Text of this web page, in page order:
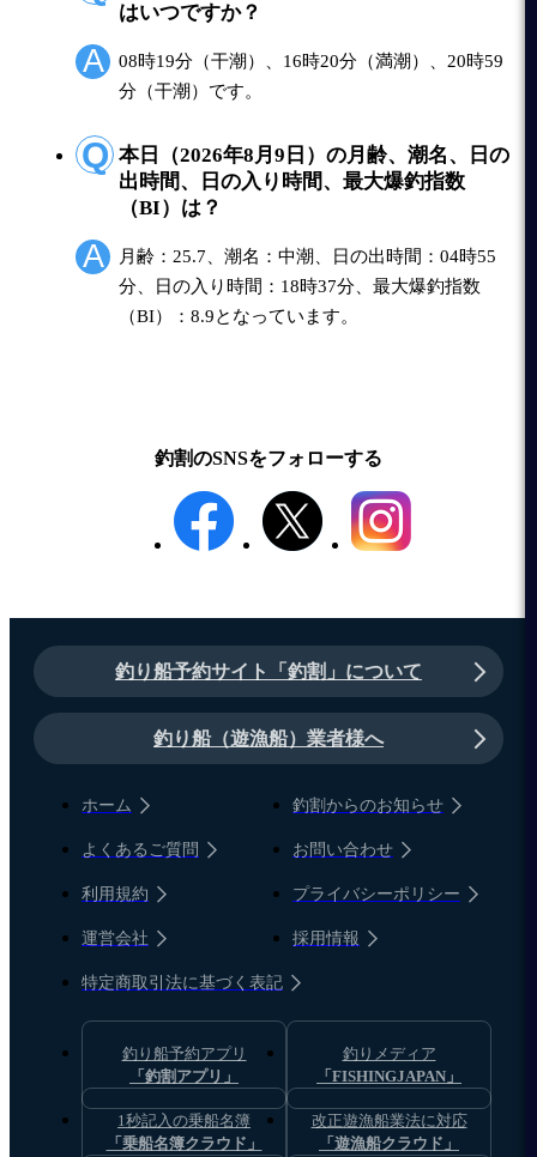
はいつですか？
08時19分（干潮）、16時20分（満潮）、20時59
分（干潮）です。
本日（2026年8月9日）の月齢、潮名、日の
出時間、日の入り時間、最大爆釣指数
（BI）は？
月齢：25.7、潮名：中潮、日の出時間：04時55
分、日の入り時間：18時37分、最大爆釣指数
（BI）：8.9となっています。
釣割のSNSをフォローする
釣り船予約サイト「釣割」について
釣り船（遊漁船）業者様へ
ホーム 釣割からのお知らせ
よくあるご質問 お問い合わせ
利用規約 プライバシーポリシー
運営会社 採用情報
特定商取引法に基づく表記
釣り船予約アプリ
「釣割アプリ」
釣りメディア
「FISHINGJAPAN」
1秒記入の乗船名簿
「乗船名簿クラウド」
改正遊漁船業法に対応
「遊漁船クラウド」